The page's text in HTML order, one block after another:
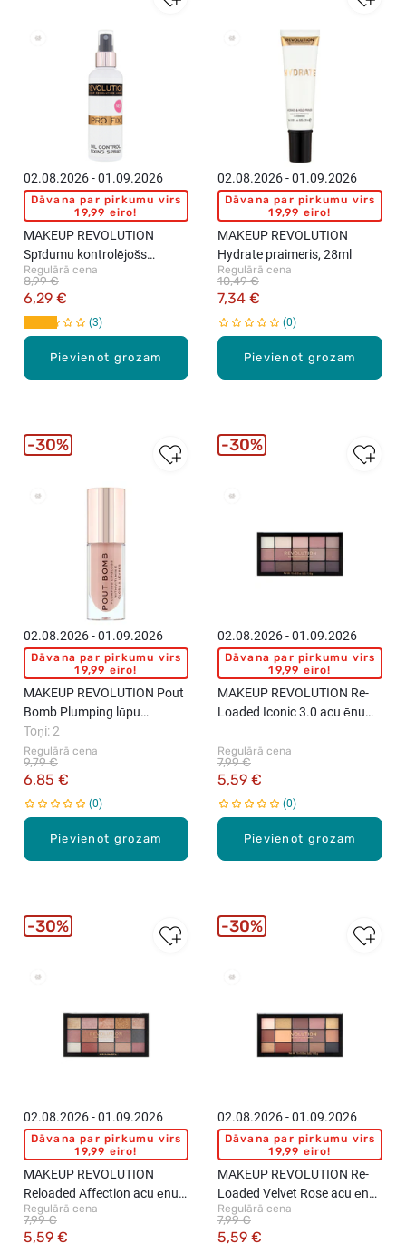
Pievienot grozam
02.08.2026 - 01.09.2026
Dāvana par pirkumu virs
19,99 eiro!
MAKEUP REVOLUTION
Spīdumu kontrolējošs
fiksācijas aerosols, 100ml
Regulārā cena
6,29 €
8,99 €
3
Pievienot grozam
02.08.2026 - 01.09.2026
Dāvana par pirkumu virs
19,99 eiro!
MAKEUP REVOLUTION
Hydrate praimeris, 28ml
Regulārā cena
7,34 €
10,49 €
0
Pievienot grozam
02.08.2026 - 01.09.2026
Dāvana par pirkumu virs
19,99 eiro!
MAKEUP REVOLUTION Pout
Bomb Plumping lūpu
spīdums, 4.6ml
Regulārā cena
6,85 €
9,79 €
Toņi: 2
0
30%
Pievienot grozam
02.08.2026 - 01.09.2026
Dāvana par pirkumu virs
19,99 eiro!
MAKEUP REVOLUTION Re-
Loaded Iconic 3.0 acu ēnu
Regulārā cena
5,59 €
7,99 €
0
30%
02.08.2026 - 01.09.2026
Dāvana par pirkumu virs
19,99 eiro!
MAKEUP REVOLUTION
Reloaded Affection acu ēnu
palete, 15 toņi
Regulārā cena
5,59 €
7,99 €
30%
02.08.2026 - 01.09.2026
Dāvana par pirkumu virs
19,99 eiro!
MAKEUP REVOLUTION Re-
Loaded Velvet Rose acu ēnu
palete, 15 toņi
Regulārā cena
5,59 €
7,99 €
30%